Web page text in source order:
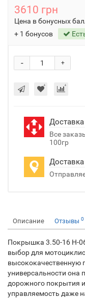
3610 грн
Цена в бонусных
+ 1 бонусов
+
-
Все
100гр
Описание Отзывы 0
Покрышка 3.50-16 Н-
выбор для
высококачественную
универсальности она
дорожного покрытия
управляемость даже